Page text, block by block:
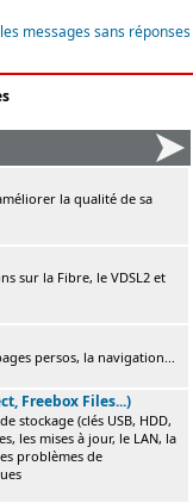
messages sans réponses
la qualité de sa
sur la Fibre, le VDSL2 et
persos, la navigation...
Freebox Files...)
stockage (clés USB, HDD,
les mises à jour, le LAN, la
problèmes de